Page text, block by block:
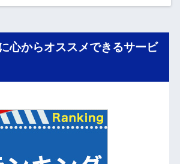
心からオススメできるサービ